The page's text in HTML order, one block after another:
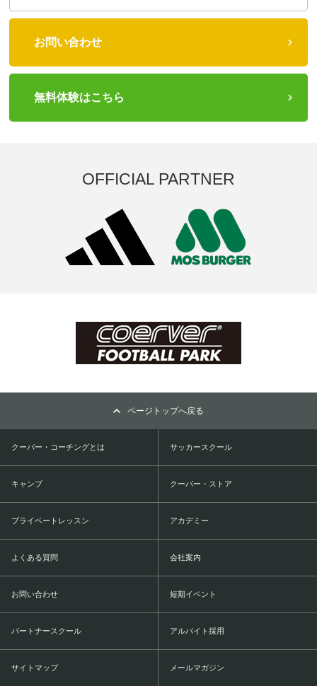
お問い合わせ
無料体験はこちら
OFFICIAL PARTNER
ページトップへ戻る
クーバー・コーチングとは サッカースクール
キャンプ クーバー・ストア
プライベートレッスン アカデミー
よくある質問 会社案内
お問い合わせ 短期イベント
パートナースクール アルバイト採用
サイトマップ メールマガジン